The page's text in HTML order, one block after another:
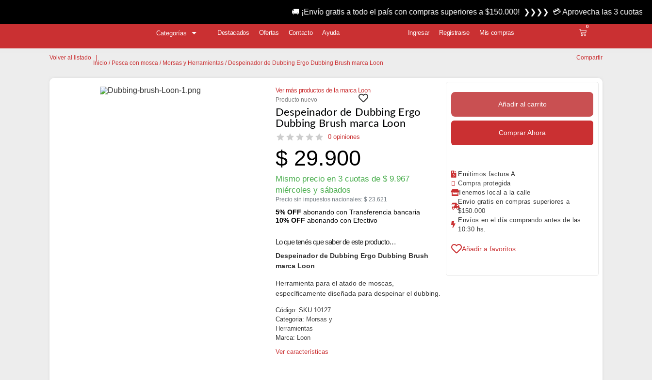
Categorías Destacados Ofertas Contacto Ayuda Ingresar Registrarse Mis compras
0
Volver al listado
Inicio / Pesca con mosca / Morsas y Herramientas / Despeinador de Dubbing Ergo Dubbing Brush marca Loon
Compartir
Ver más productos de la marca Loon
Producto nuevo
Despeinador de Dubbing Ergo
Dubbing Brush marca Loon
0 opiniones
$29.900
Mismo precio en 3 cuotas de $9.967
miércoles y sábados
Precio sin impuestos nacionales: $23.621
5% OFF abonando con Transferencia bancaria
10% OFF abonando con Efectivo
Lo que tenés que saber de este producto…
Despeinador de Dubbing Ergo Dubbing Brush
marca Loon
Herramienta para el atado de moscas,
específicamente diseñada para despeinar el dubbing.
Código: SKU 10127
Categoria: Morsas y
Herramientas
Marca:
Loon
Ver características
Añadir al carrito
Comprar Ahora
Emitimos factura A
Compra protegida
Tenemos local a la calle
Envio gratis en compras superiores a
$150.000
Envíos en el día comprando antes de las
10:30 hs.
Añadir a favoritos
🚚 ¡Envío gratis a todo el país con compras superiores a $150.000! ❯❯❯❯ 💳 Aprovecha las 3 cuotas sin